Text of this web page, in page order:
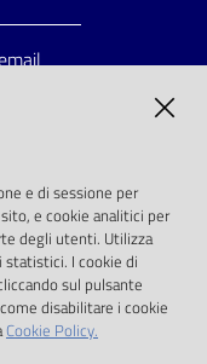
36/2006
e di sessione per
e cookie analitici per
degli utenti. Utilizza
I cookie di
sul pulsante
disabilitare i cookie
Cookie Policy.